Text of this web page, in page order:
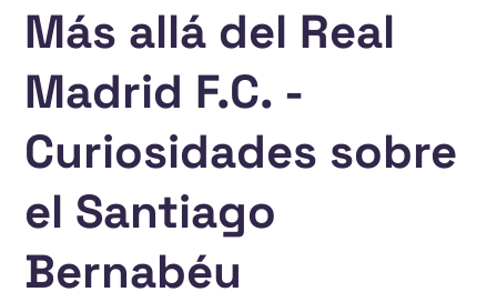
Más allá del Real
Madrid F.C. -
Curiosidades sobre
el Santiago
Bernabéu